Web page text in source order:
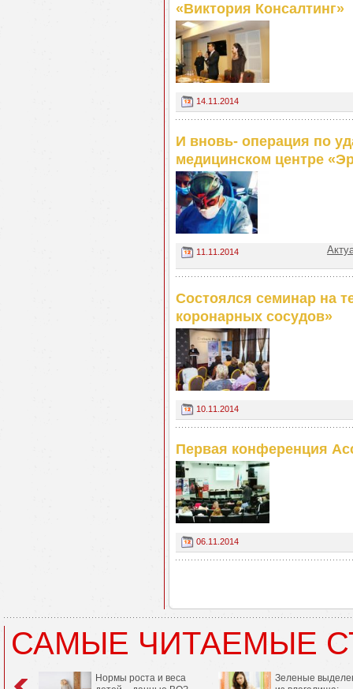
«Виктория Консалтинг»
14.11.2014
И вновь- операция по
медицинском центре
11.11.2014
Состоялся семинар на
коронарных сосудов»
10.11.2014
Первая конференция
06.11.2014
САМЫЕ ЧИТАЕМЫЕ
Нормы роста и веса
Зеленые